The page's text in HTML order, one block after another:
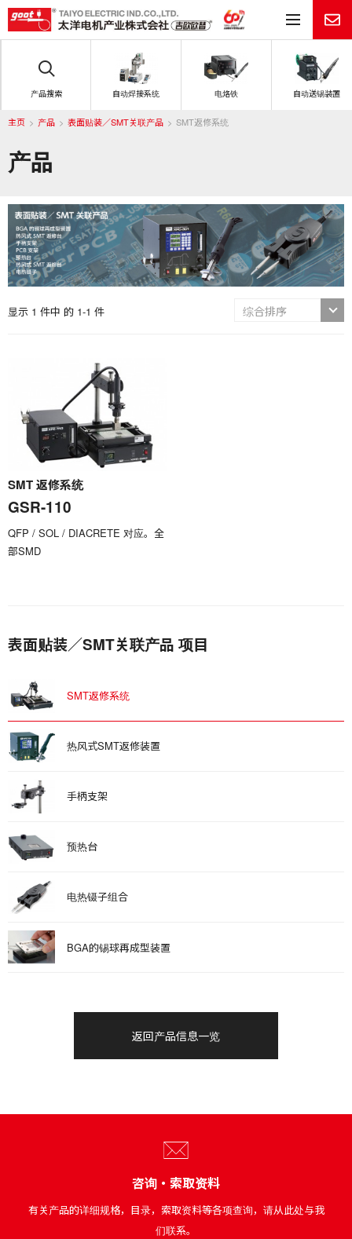
目
产品搜索 自动焊接系统 电烙铁 自动送锡装置
产品
主页 产品 表面贴装／SMT关联产品 SMT返修系统
显示 1 件中 的 1-1 件
SMT 返修系统
GSR-110
QFP / SOL / DIACRETE 对应。全
部SMD
表面贴装／SMT关联产品 项目
SMT返修系统
热风式SMT返修装置
手柄支架
预热台
电热镊子组合
BGA的锡球再成型装置
返回产品信息一览
咨询・索取资料
有关产品的详细规格，目录，索取资料等各项查询，请从此处与我
们联系。